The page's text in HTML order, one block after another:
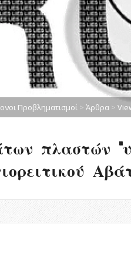
Προβληματισμοί > Άρθρα >
πλαστών